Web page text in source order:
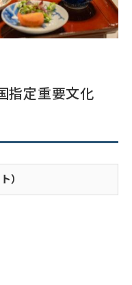
指定重要文化
）